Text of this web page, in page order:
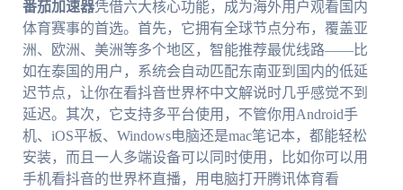
番茄加速器凭借六大核心功能，成为海外用户观看国内
体育赛事的首选。首先，它拥有全球节点分布，覆盖亚
洲、欧洲、美洲等多个地区，智能推荐最优线路——比
如在泰国的用户，系统会自动匹配东南亚到国内的低延
迟节点，让你在看抖音世界杯中文解说时几乎感觉不到
延迟。其次，它支持多平台使用，不管你用Android手
机、iOS平板、Windows电脑还是mac笔记本，都能轻松
安装，而且一人多端设备可以同时使用，比如你可以用
手机看抖音的世界杯直播，用电脑打开腾讯体育看